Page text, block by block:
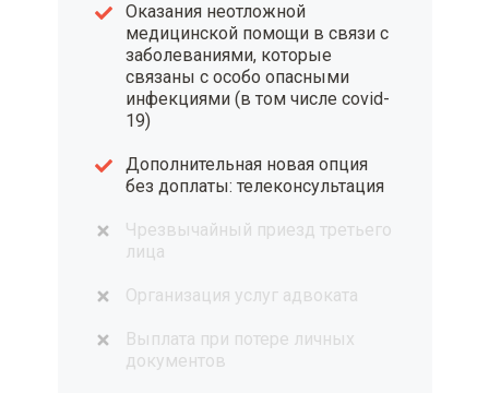
Оказания неотложной
медицинской помощи в связи с
заболеваниями, которые
связаны с особо опасными
инфекциями (в том числе covid-
19)
Дополнительная новая опция
без доплаты: телеконсультация
Чрезвычайный приезд третьего
лица
Организация услуг адвоката
Выплата при потере личных
документов